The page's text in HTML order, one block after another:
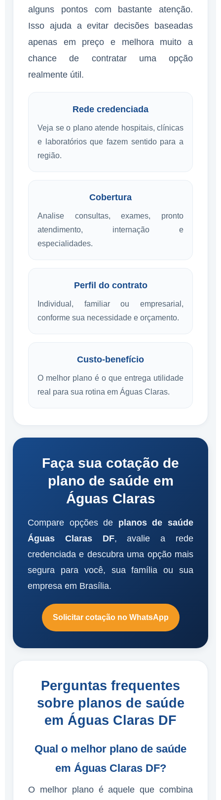
alguns pontos com bastante atenção.
Isso ajuda a evitar decisões baseadas
apenas em preço e melhora muito a
chance de contratar uma opção
realmente útil.
Rede credenciada
Veja se o plano atende hospitais, clínicas
e laboratórios que fazem sentido para a
região.
Cobertura
Analise consultas, exames, pronto
atendimento, internação e
especialidades.
Perfil do contrato
Individual, familiar ou empresarial,
conforme sua necessidade e orçamento.
Custo-benefício
O melhor plano é o que entrega utilidade
real para sua rotina em Águas Claras.
Faça sua cotação de
plano de saúde em
Águas Claras
Compare opções de planos de saúde
Águas Claras DF, avalie a rede
credenciada e descubra uma opção mais
segura para você, sua família ou sua
empresa em Brasília.
Solicitar cotação no WhatsApp
Perguntas frequentes
sobre planos de saúde
em Águas Claras DF
Qual o melhor plano de saúde
em Águas Claras DF?
O melhor plano é aquele que combina